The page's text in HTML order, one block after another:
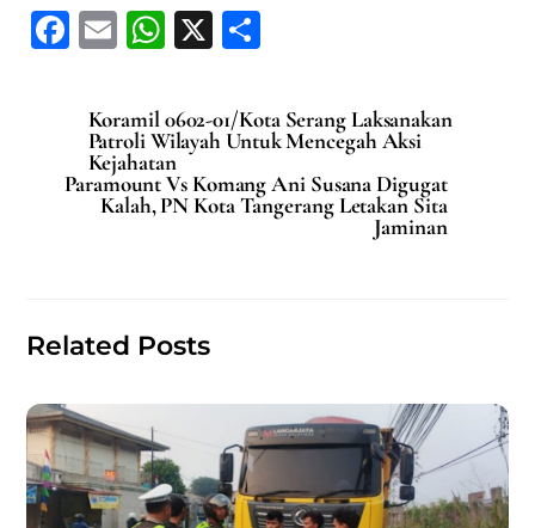
F
c
e
b
E
ai
l
W
at
s
A
p
X
ar
e
Koramil 0602-01/Kota Serang Laksanakan
Patroli Wilayah Untuk Mencegah Aksi
Kejahatan
Paramount Vs Komang Ani Susana Digugat
Kalah, PN Kota Tangerang Letakan Sita
Jaminan
Related Posts